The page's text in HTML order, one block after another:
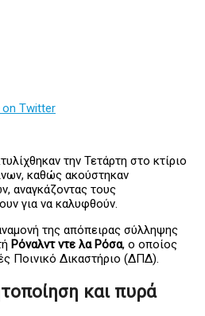
on Twitter
την Τετάρτη στο κτίριο
καθώς ακούστηκαν
αναγκάζοντας τους
για να καλυφθούν.
της απόπειρας σύλληψης
Ρόναλντ ντε λα Ρόσα, ο οποίος
Ποινικό Δικαστήριο (ΔΠΔ).
και πυρά